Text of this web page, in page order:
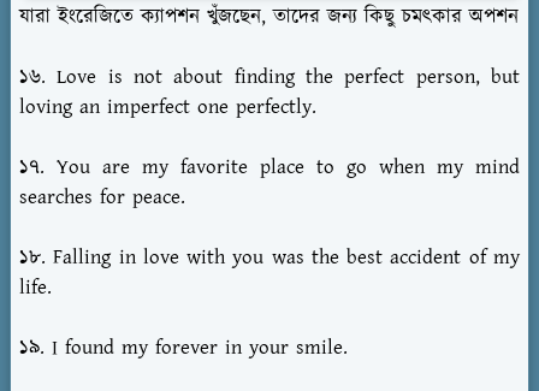
যারা ইংরেজিতে ক্যাপশন খুঁজছেন, তাদের জন্য কিছু চমৎকার অপশন
১৬. Love is not about finding the perfect person, but
loving an imperfect one perfectly.
১৭. You are my favorite place to go when my mind
searches for peace.
১৮. Falling in love with you was the best accident of my
life.
১৯. I found my forever in your smile.